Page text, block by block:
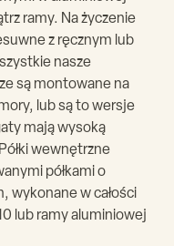
ramy. Na życzenie
z ręcznym lub
nasze
są montowane na
lub są to wersje
mają wysoką
wewnętrzne
półkami o
wykonane w całości
lub ramy aluminiowej